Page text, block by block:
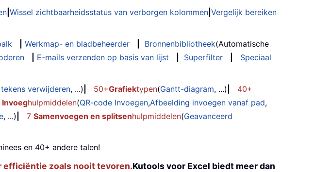
Wissel zichtbaarheidsstatus van verborgen kolommen Vergelijk bereiken
Werkmap- en bladbeheerder Bronnenbibliotheek(Automatische
E-mails verzenden op basis van lijst Superfilter
Speciaal
verwijderen, ...) 50+Grafiektypen(Gantt-diagram, ...)
40+
Invoeghulpmiddelen(QR-code Invoegen,Afbeelding invoegen vanaf pad,
, ...) 7 Samenvoegen en splitsenhulpmiddelen(Geavanceerd
en 40+ andere talen!
efficiëntie zoals nooit tevoren.Kutools voor Excel biedt meer dan